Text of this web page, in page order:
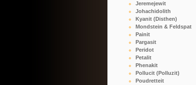
Jeremejewit
Johachidolith
Kyanit (Disthen)
Mondstein & Feldspat
Painit
Pargasit
Peridot
Petalit
Phenakit
Pollucit (Polluzit)
Poudretteit